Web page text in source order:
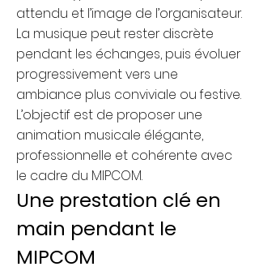
attendu et l’image de l’organisateur.
La musique peut rester discrète
pendant les échanges, puis évoluer
progressivement vers une
ambiance plus conviviale ou festive.
L’objectif est de proposer une
animation musicale élégante,
professionnelle et cohérente avec
le cadre du MIPCOM.
Une prestation clé en
main pendant le
MIPCOM